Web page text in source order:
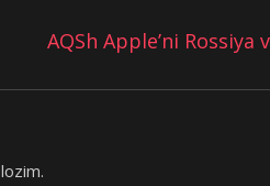
AQSh Apple’ni
lozim.